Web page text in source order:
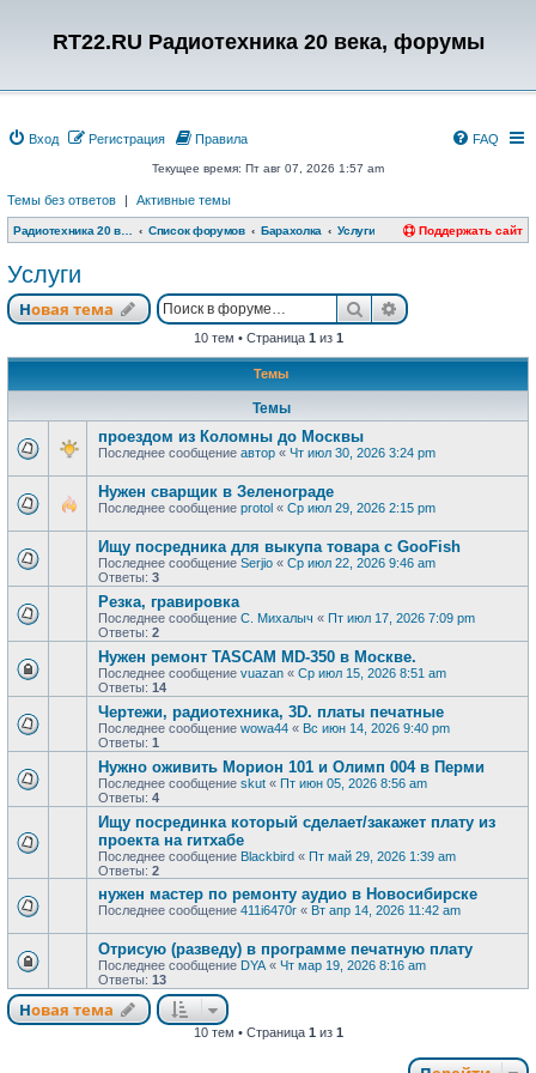
RT22.RU Радиотехника 20 века, форумы
Вход Регистрация FAQ
Правила
Текущее время: Пт авг 07, 2026 1:57 am
Темы без ответов | Активные темы
Радиотехника 20 века, форумы Список форумов Барахолка Услуги Поддержать сайт
Услуги
Новая тема ПоискРасширенный
10 тем • Страница 1 из 1
Темы
Темы
проездом из Коломны до Москвы
Последнее сообщение автор « Чт июл 30, 2026 3:24 pm
Нужен сварщик в Зеленограде
Последнее сообщение protol « Ср июл 29, 2026 2:15 pm
Ищу посредника для выкупа товара с GooFish
Последнее сообщение Serjio « Ср июл 22, 2026 9:46 am
Ответы: 3
Резка, гравировка
Последнее сообщение С. Михалыч « Пт июл 17, 2026 7:09 pm
Ответы: 2
Нужен ремонт TASCAM MD-350 в Москве.
Последнее сообщение vuazan « Ср июл 15, 2026 8:51 am
Ответы: 14
Чертежи, радиотехника, 3D. платы печатные
Последнее сообщение wowa44 « Вс июн 14, 2026 9:40 pm
Ответы: 1
Нужно оживить Морион 101 и Олимп 004 в Перми
Последнее сообщение skut « Пт июн 05, 2026 8:56 am
Ответы: 4
Ищу посрединка который сделает/закажет плату из
проекта на гитхабе
Последнее сообщение Blackbird « Пт май 29, 2026 1:39 am
Ответы: 2
нужен мастер по ремонту аудио в Новосибирске
Последнее сообщение 411i6470r « Вт апр 14, 2026 11:42 am
Отрисую (разведу) в программе печатную плату
Последнее сообщение DYA « Чт мар 19, 2026 8:16 am
Ответы: 13
Новая тема
10 тем • Страница 1 из 1